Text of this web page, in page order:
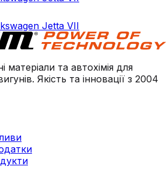
Jetta VII
матеріали та автохімія для
Якість та інновації з 2004